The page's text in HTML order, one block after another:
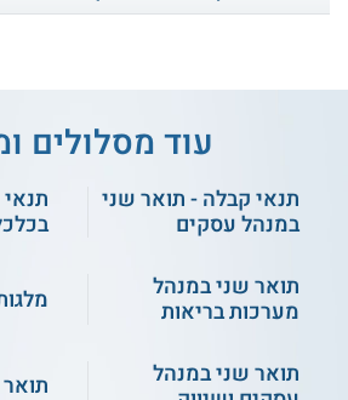
הקריה האקדמית אונו קמפוס
ירושלים - תואר שני במנהל
עסקים ומערכות מידע
שירות אישי חינם
שערי
עוד מסלולים
תנאי קבלה - תואר שני
במנהל עסקים
תואר שני במנהל
מערכות בריאות
תואר שני במנהל